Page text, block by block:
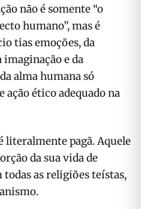
não é somente “o
humano”, mas é
tias emoções, da
imaginação e da
alma hu­mana só
ético adequado na
literalmente pagã. Aquele
da sua vida de
todas as religiões teístas,